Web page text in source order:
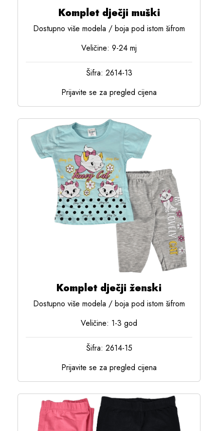
Komplet dječji muški
Dostupno više modela / boja pod istom šifrom
Veličine: 9-24 mj
Šifra: 2614-13
Prijavite se za pregled cijena
Komplet dječji ženski
Dostupno više modela / boja pod istom šifrom
Veličine: 1-3 god
Šifra: 2614-15
Prijavite se za pregled cijena